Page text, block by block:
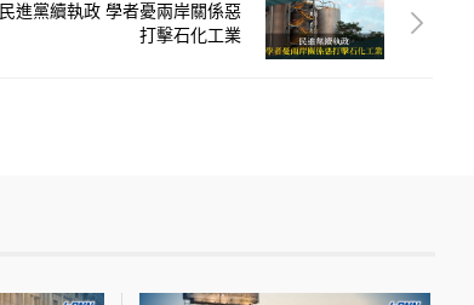
民進黨續執政 學者憂兩岸關係惡
打擊石化工業